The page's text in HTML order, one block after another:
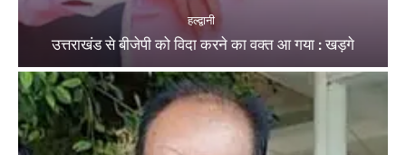
हल्द्वानी
उत्तराखंड से बीजेपी को विदा करने का वक्त आ गया : खड़गे